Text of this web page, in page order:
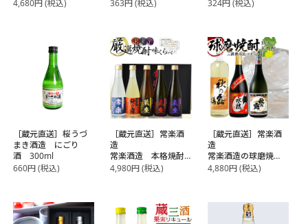
4,680円(税込)
363円(税込)
324円(税込)
［蔵元直送］桜うづ
まき酒造 にごり
酒 300ml
660円(税込)
［蔵元直送］常楽酒
造
常楽酒造 本格焼酎5
撰 味比べセット
4,980円(税込)
［蔵元直送］常楽酒
造
常楽酒造の球磨焼
酎 三酒飲み比べセ
営業日以内に出荷】
4,880円(税込)